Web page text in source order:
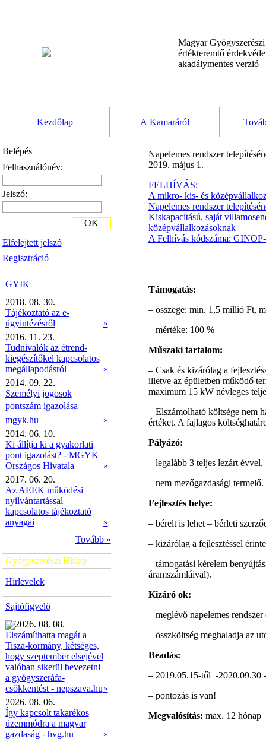
Magyar
értékteremtő
akadálymentes verzió
Kezdőlap A Kamaráról
Belépés
Felhasználónév:
Jelszó:
Elfelejtett jelszó
Regisztráció
OK
GYIK
2018. 08. 30.
Tájékoztató az e-
ügyintézésről
»
2016. 11. 23.
Tudnivalók az étrend-
kiegészítőkel kapcsolatos
megállapodásról
»
2014. 09. 22.
Személyi jogosok
pontszám igazolása 
mgyk.hu
»
2014. 06. 10.
Ki állítja ki a gyakorlati
pont igazolást? - MGYK
Országos Hivatala
»
2017. 06. 20.
Az AEEK működési
nyilvántartással
kapcsolatos tájékoztató
anyagai
»
Tovább »
Gyógyszerészi Hírlap
Hírlevelek
Sajtófigyelő
2026. 08. 08.
Elszámíthatta magát a
Tisza-kormány, kétséges,
hogy szeptember elsejével
valóban sikerül bevezetni
a gyógyszeráfa-
csökkentést - nepszava.hu»
2026. 08. 06.
Így kapcsolt takarékos
üzemmódra a magyar
gazdaság - hvg.hu
»
Napelemes rendszer
2019. május 1.
FELHÍVÁS:
A mikro- kis- és
Napelemes rendszer
Kiskapacitású, saját
középvállalkozásoknak
A Felhívás kódszáma:
Támogatás:
– összege: min. 1,5 millió Ft,
– mértéke: 100 %
Műszaki tartalom:
– Csak és kizárólag a
illetve az épületben működő
maximum 15 kW névleges
– Elszámolható költsége nem
értéket. A fajlagos
Pályázó:
– legalább 3 teljes lezárt
– nem mezőgazdasági termelő.
Fejlesztés helye:
– bérelt is lehet – bérleti
– kizárólag a fejlesztéssel
– támogatási kérelem
áramszámláival).
Kizáró ok:
– meglévő napelemes rendszer
– összköltség meghaladja az
Beadás:
–2019.05.15-től -2020.09.30
– pontozás is van!
Megvalósítás: max. 12 hónap